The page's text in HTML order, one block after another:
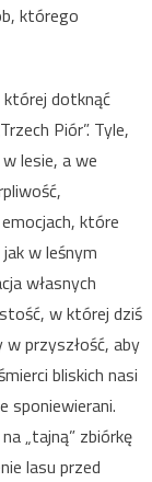
którego
której dotknąć
Piór”. Tyle,
lesie, a we
które
w leśnym
własnych
w której dziś
przyszłość, aby
bliskich nasi
sponiewierani.
„tajną” zbiórkę
lasu przed